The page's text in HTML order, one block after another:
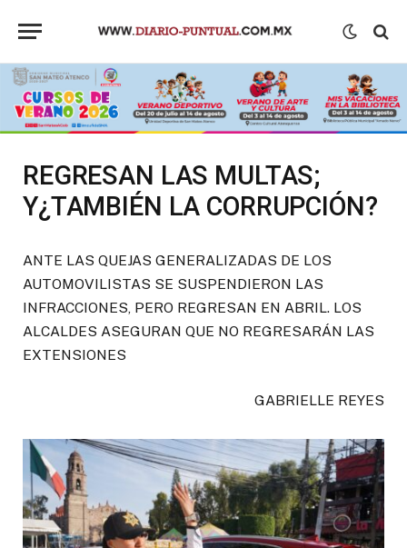
REGRESAN LAS MULTAS;
Y¿TAMBIÉN LA CORRUPCIÓN?
ANTE LAS QUEJAS GENERALIZADAS DE LOS
AUTOMOVILISTAS SE SUSPENDIERON LAS
INFRACCIONES, PERO REGRESAN EN ABRIL. LOS
ALCALDES ASEGURAN QUE NO REGRESARÁN LAS
EXTENSIONES
GABRIELLE REYES